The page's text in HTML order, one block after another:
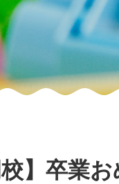
校】卒業